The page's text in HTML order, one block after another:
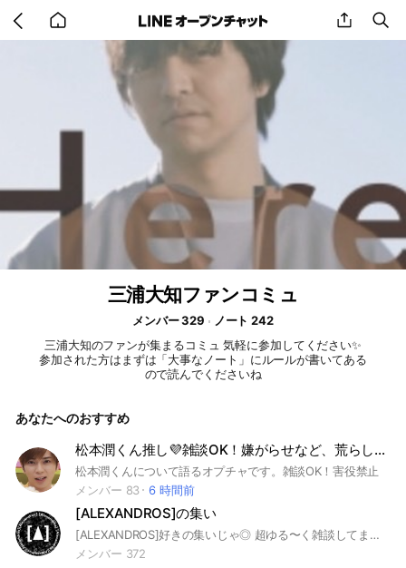
back
to
home
share
三浦大知ファンコミュ
メンバー 329
ノート 242
三浦大知のファンが集まるコミュ 気軽に参加してください✨
参加された方はまずは「大事なノート」にルールが書いてある
ので読んでくださいね
あなたへのおすすめ
松本潤くん推し💜雑談OK！嫌がらせなど、荒らしは、NO─ヾ(｀д･´(｀･д･´)ﾉ｀･д´)ﾉﾞ─
松本潤くんについて語るオプチャです。雑談OK！害役禁止
メンバー 83
6 時間前
[ALEXANDROS]の集い
[ALEXANDROS]好きの集いじゃ◎ 超ゆる〜く雑談してます！🤟🏻 グループに参加されましたら 右上の☰からノートを選択して グループについてのノートに 目を通して頂けると有難いです！🍌 仲良くやっていきましょう🥰
メンバー 372